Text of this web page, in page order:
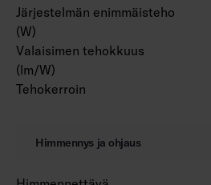
Järjestelmän enimmäisteho
(W)
Valaisimen tehokkuus
(lm/W)
Tehokerroin
Himmennys ja ohjaus